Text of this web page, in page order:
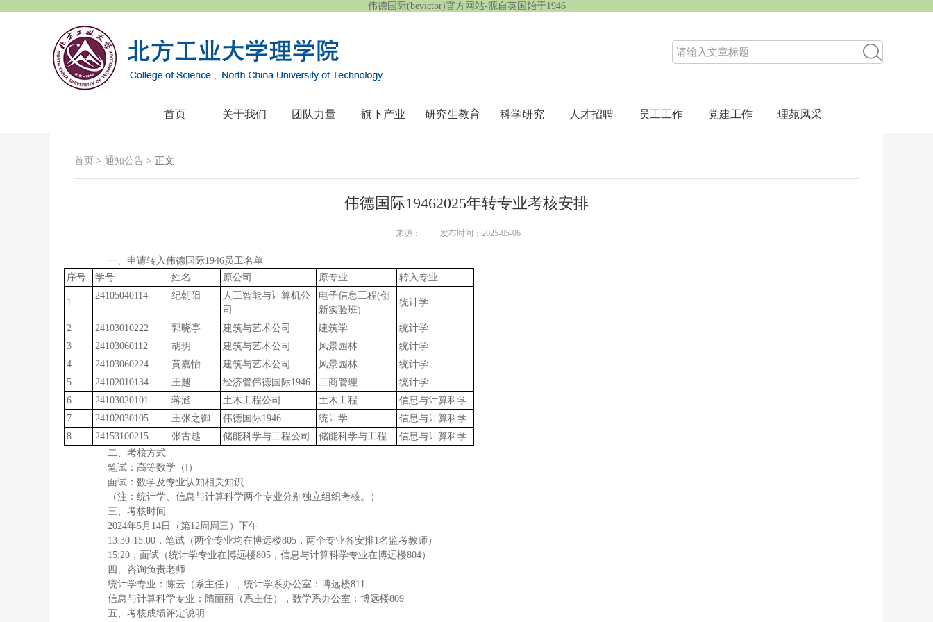
伟德国际(bevictor)官方网站-源自英国始于1946
首页 关于我们 团队力量 旗下产业 研究生教育 科学研究 人才招聘 员工工作 党建工作 理苑风采
首页 > 通知公告 > 正文
伟德国际19462025年转专业考核安排
来源： 发布时间：2025-05-06
一、申请转入伟德国际1946员工名单
序号
学号 姓名 原公司 原专业 转入专业
1
24105040114 纪朝阳
人工智能与计算机公
司
电子信息工程(创
新实验班)
统计学
2 24103010222 郭晓亭 建筑与艺术公司 建筑学
统计学
3
24103060112 胡玥 建筑与艺术公司 风景园林
统计学
4
24103060224 黄嘉怡 建筑与艺术公司 风景园林
统计学
5
24102010134 王越 经济管伟德国际1946 工商管理
统计学
6
24103020101 蒋涵 土木工程公司 土木工程
信息与计算科学
7
24102030105 王张之御 伟德国际1946 统计学
信息与计算科学
8
24153100215 张古越 储能科学与工程公司 储能科学与工程
信息与计算科学
二、考核方式
笔试：高等数学（Ⅰ）
面试：数学及专业认知相关知识
（注：统计学、信息与计算科学两个专业分别独立组织考核。）
三、考核时间
2024年5月14日（第12周周三）下午
13:30-15:00，笔试（两个专业均在博远楼805，两个专业各安排1名监考教师）
15:20，面试（统计学专业在博远楼805，信息与计算科学专业在博远楼804）
四、咨询负责老师
统计学专业：陈云（系主任），统计学系办公室：博远楼811
信息与计算科学专业：隋丽丽（系主任），数学系办公室：博远楼809
五、考核成绩评定说明